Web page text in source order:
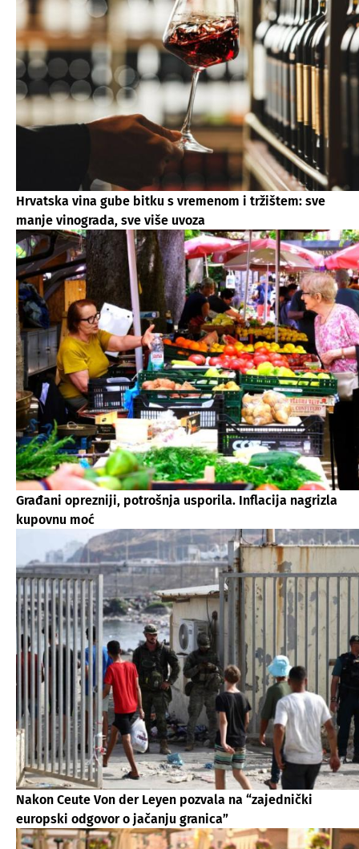
Hrvatska vina gube bitku s vremenom i tržištem: sve
manje vinograda, sve više uvoza
Građani oprezniji, potrošnja usporila. Inflacija nagrizla
kupovnu moć
Nakon Ceute Von der Leyen pozvala na “zajednički
europski odgovor o jačanju granica”